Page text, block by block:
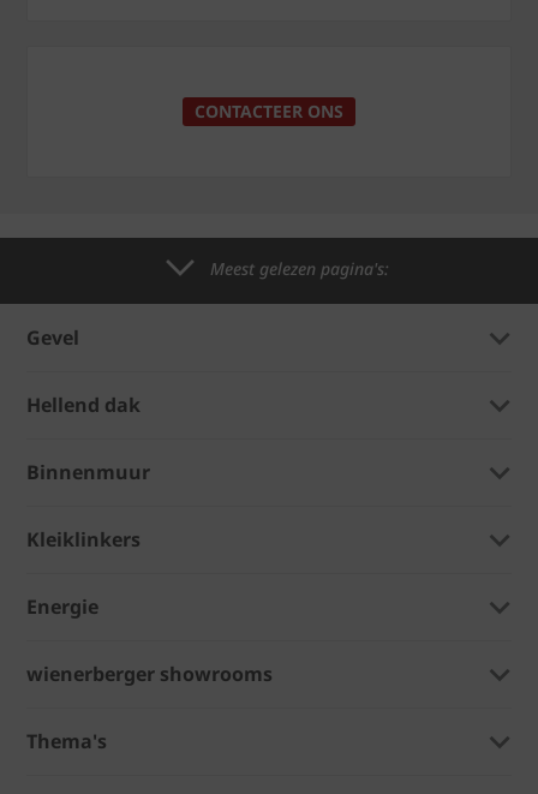
CONTACTEER ONS
Meest gelezen pagina's:
Gevel
Hellend dak
Binnenmuur
Kleiklinkers
Energie
wienerberger showrooms
Thema's